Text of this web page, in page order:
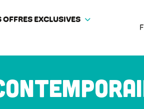
OFFRES EXCLUSIVES